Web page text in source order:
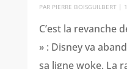
PAR PIERRE BOISGUILBERT|
C’est la revanche
» : Disney va
sa ligne woke. La